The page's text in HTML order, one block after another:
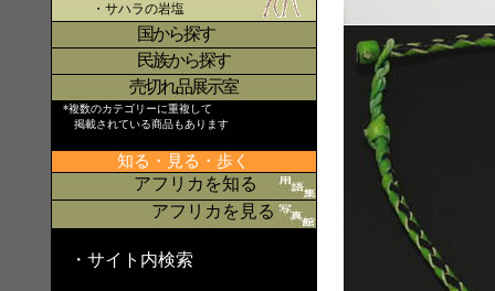
・サハラの岩塩
国から探す〇
民族から探す
売切れ品展示室
*複数のカテゴリーに重複して
掲載されている商品もあります
知る・見る・歩く
アフリカを知る
アフリカを見る
・サイト内検索